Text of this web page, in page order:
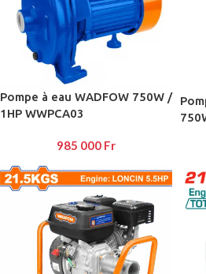
Pompe à eau WADFOW 750W /
1HP WWPCA03
985 000 Fr